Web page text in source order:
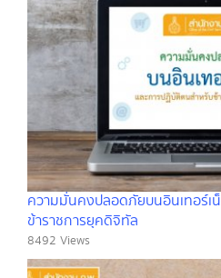
ความมั่นคงปลอดภัยบนอินเทอร์เ
ข้าราชการยุคดิจิทัล
8492 Views